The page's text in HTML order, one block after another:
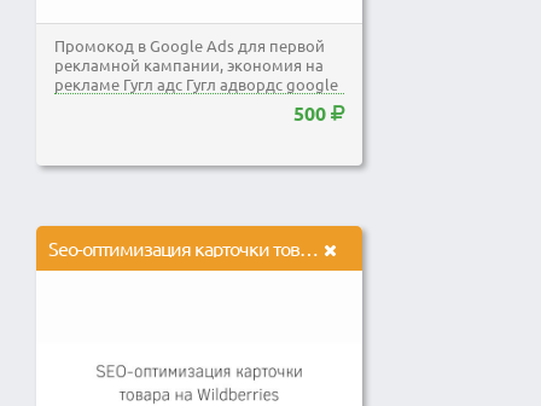
Промокод в Google Ads для первой
рекламной кампании, экономия на
рекламе Гугл адс Гугл адвордс google
500
Seo-оптимизация карточки товара на маркетплейсах